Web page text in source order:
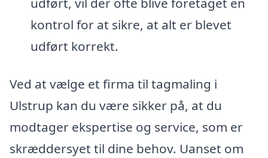
kontrol for at sikre, at alt er blevet
udført korrekt.
Ved at vælge et firma til tagmaling i
Ulstrup kan du være sikker på, at du
modtager ekspertise og service, som er
skræddersyet til dine behov. Uanset om